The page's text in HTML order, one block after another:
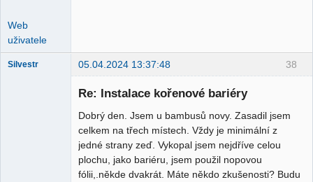
Web
uživatele
38
Silvestr 05.04.2024 13:37:48
Re: Instalace kořenové bariéry
Dobrý den. Jsem u bambusů novy. Zasadil jsem
celkem na třech místech. Vždy je minimální z
jedné strany zeď. Vykopal jsem nejdříve celou
plochu, jako bariéru, jsem použil nopovou
fólii,.někde dvakrát. Máte někdo zkušenosti? Budu